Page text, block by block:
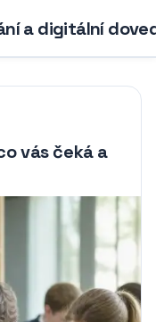
a digitální
vás čeká a